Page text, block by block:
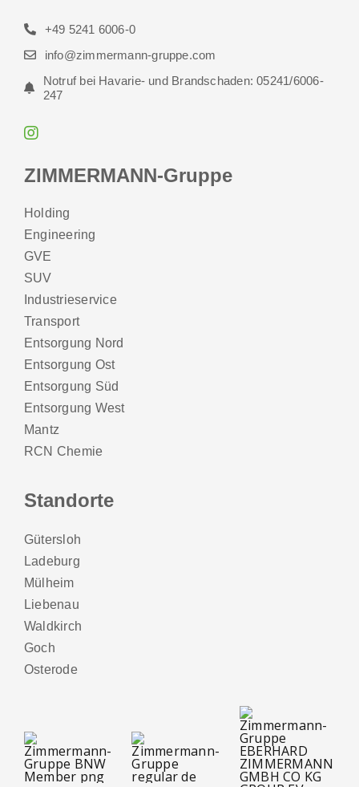
ZIMMERMANN-Gruppe
Holding
Engineering
GVE
SUV
Industrieservice
Transport
Entsorgung Nord
Entsorgung Ost
Entsorgung Süd
Entsorgung West
Mantz
RCN Chemie
Standorte
Gütersloh
Ladeburg
Mülheim
Liebenau
Waldkirch
Goch
Osterode
+49 5241 6006-0
info@zimmermann-gruppe.com
Notruf bei Havarie- und Brandschaden: 05241/6006-
247